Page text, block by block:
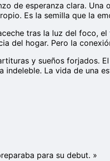
de esperanza clara.
Es la semilla que la
tras la luz del foco,
del hogar. Pero la
y sueños forjados.
La vida de una
para su debut. »